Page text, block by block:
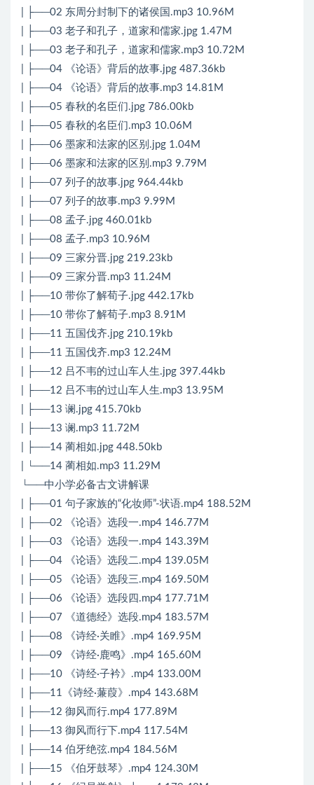
| ├──02 东周分封制下的诸侯国.mp3 10.96M
| ├──03 老子和孔子，道家和儒家.jpg 1.47M
| ├──03 老子和孔子，道家和儒家.mp3 10.72M
| ├──04 《论语》背后的故事.jpg 487.36kb
| ├──04 《论语》背后的故事.mp3 14.81M
| ├──05 春秋的名臣们.jpg 786.00kb
| ├──05 春秋的名臣们.mp3 10.06M
| ├──06 墨家和法家的区别.jpg 1.04M
| ├──06 墨家和法家的区别.mp3 9.79M
| ├──07 列子的故事.jpg 964.44kb
| ├──07 列子的故事.mp3 9.99M
| ├──08 孟子.jpg 460.01kb
| ├──08 孟子.mp3 10.96M
| ├──09 三家分晋.jpg 219.23kb
| ├──09 三家分晋.mp3 11.24M
| ├──10 带你了解荀子.jpg 442.17kb
| ├──10 带你了解荀子.mp3 8.91M
| ├──11 五国伐齐.jpg 210.19kb
| ├──11 五国伐齐.mp3 12.24M
| ├──12 吕不韦的过山车人生.jpg 397.44kb
| ├──12 吕不韦的过山车人生.mp3 13.95M
| ├──13 谰.jpg 415.70kb
| ├──13 谰.mp3 11.72M
| ├──14 蔺相如.jpg 448.50kb
| └──14 蔺相如.mp3 11.29M
└──中小学必备古文讲解课
| ├──01 句子家族的“化妆师”-状语.mp4 188.52M
| ├──02 《论语》选段一.mp4 146.77M
| ├──03 《论语》选段一.mp4 143.39M
| ├──04 《论语》选段二.mp4 139.05M
| ├──05 《论语》选段三.mp4 169.50M
| ├──06 《论语》选段四.mp4 177.71M
| ├──07 《道德经》选段.mp4 183.57M
| ├──08 《诗经·关睢》.mp4 169.95M
| ├──09 《诗经·鹿鸣》.mp4 165.60M
| ├──10 《诗经·子衿》.mp4 133.00M
| ├──11《诗经·蒹葭》.mp4 143.68M
| ├──12 御风而行.mp4 177.89M
| ├──13 御风而行下.mp4 117.54M
| ├──14 伯牙绝弦.mp4 184.56M
| ├──15 《伯牙鼓琴》.mp4 124.30M